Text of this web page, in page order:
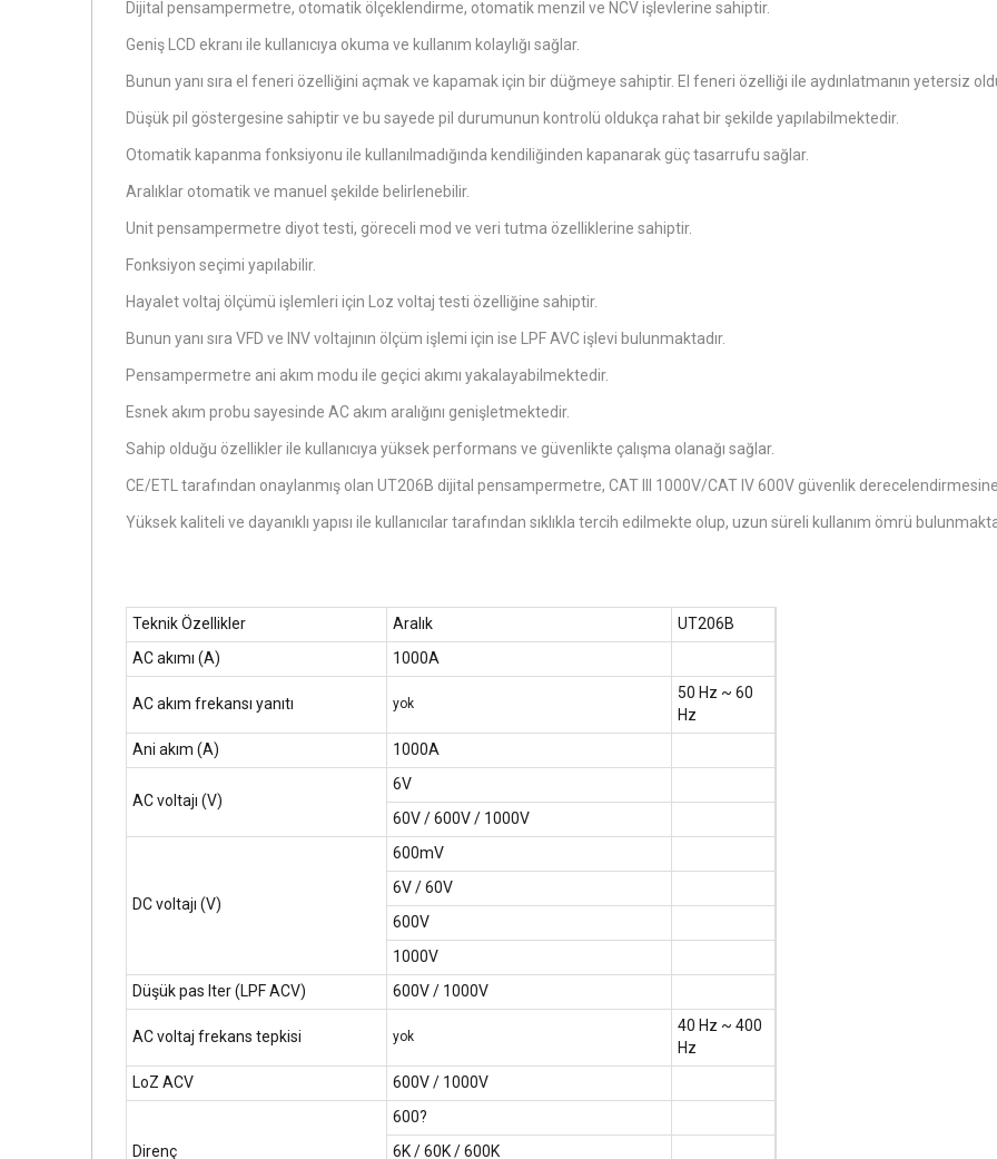
Dijital pensampermetre, otomatik ölçeklendirme, otomatik menzil ve NCV işlevlerine sahiptir.
Geniş LCD ekranı ile kullanıcıya okuma ve kullanım kolaylığı sağlar.
Bunun yanı sıra el feneri özelliğini açmak ve kapamak için bir düğmeye sahiptir. El feneri özelliği ile aydınlatmanın yetersiz
Düşük pil göstergesine sahiptir ve bu sayede pil durumunun kontrolü oldukça rahat bir şekilde yapılabilmektedir.
Otomatik kapanma fonksiyonu ile kullanılmadığında kendiliğinden kapanarak güç tasarrufu sağlar.
Aralıklar otomatik ve manuel şekilde belirlenebilir.
Unit pensampermetre diyot testi, göreceli mod ve veri tutma özelliklerine sahiptir.
Fonksiyon seçimi yapılabilir.
Hayalet voltaj ölçümü işlemleri için Loz voltaj testi özelliğine sahiptir.
Bunun yanı sıra VFD ve INV voltajının ölçüm işlemi için ise LPF AVC işlevi bulunmaktadır.
Pensampermetre ani akım modu ile geçici akımı yakalayabilmektedir.
Esnek akım probu sayesinde AC akım aralığını genişletmektedir.
Sahip olduğu özellikler ile kullanıcıya yüksek performans ve güvenlikte çalışma olanağı sağlar.
CE/ETL tarafından onaylanmış olan UT206B dijital pensampermetre, CAT III 1000V/CAT IV 600V güvenlik
Yüksek kaliteli ve dayanıklı yapısı ile kullanıcılar tarafından sıklıkla tercih edilmekte olup, uzun süreli kullanım ömrü
Teknik Özellikler Aralık
UT206B
AC akımı (A)
1000A
AC akım frekansı yanıtı yok
50 Hz ~ 60
Hz
Ani akım (A)
1000A
AC voltajı (V)
6V
60V / 600V / 1000V
DC voltajı (V)
600mV
6V / 60V
600V
1000V
Düşük pas lter (LPF ACV)
600V / 1000V
AC voltaj frekans tepkisi yok
40 Hz ~ 400
Hz
LoZ ACV
600V / 1000V
Direnç
600?
6K / 60K / 600K